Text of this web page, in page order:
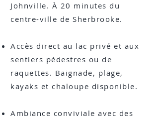
Johnville. À 20 minutes du
centre-ville de Sherbrooke.
Accès direct au lac privé et aux
sentiers pédestres ou de
raquettes. Baignade, plage,
kayaks et chaloupe disponible.
Ambiance conviviale avec des